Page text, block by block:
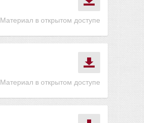
Материал в открытом доступе
Материал в открытом доступе